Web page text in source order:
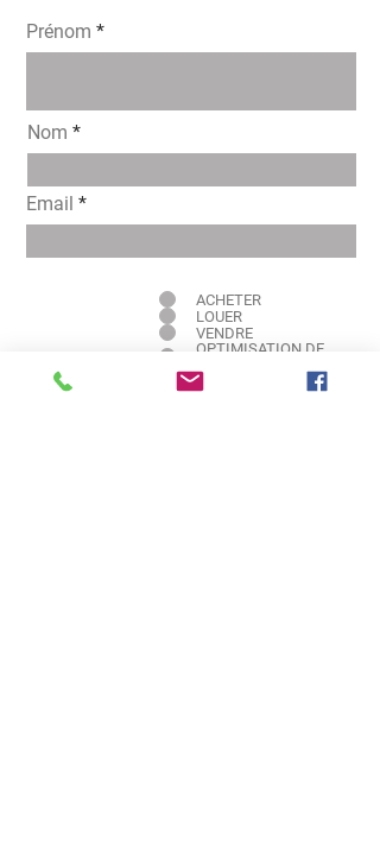
Prénom
Nom
Email
ACHETER
LOUER
VENDRE
OPTIMISATION DE
Message